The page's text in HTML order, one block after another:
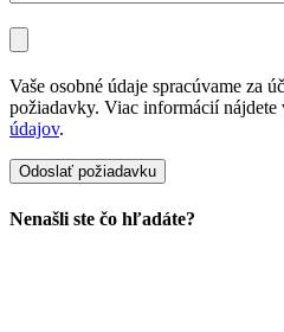
Vaše osobné údaje spracúvame za
požiadavky. Viac informácií nájdete
údajov.
Nenašli ste čo hľadáte?